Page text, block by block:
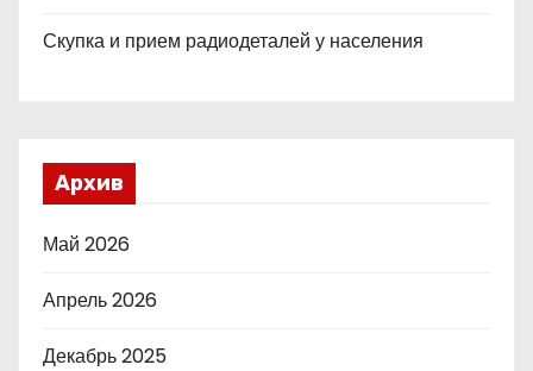
Скупка и прием радиодеталей у населения
Архив
Май 2026
Апрель 2026
Декабрь 2025